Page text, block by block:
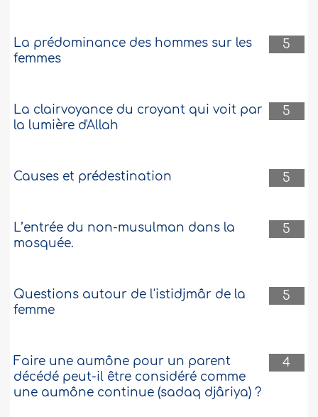
5
La prédominance des hommes sur les
femmes
5
La clairvoyance du croyant qui voit par
la lumière d'Allah
5
Causes et prédestination
5
L’entrée du non-musulman dans la
mosquée.
5
Questions autour de l'istidjmâr de la
femme
4
Faire une aumône pour un parent
décédé peut-il être considéré comme
une aumône continue (sadaq djâriya) ?